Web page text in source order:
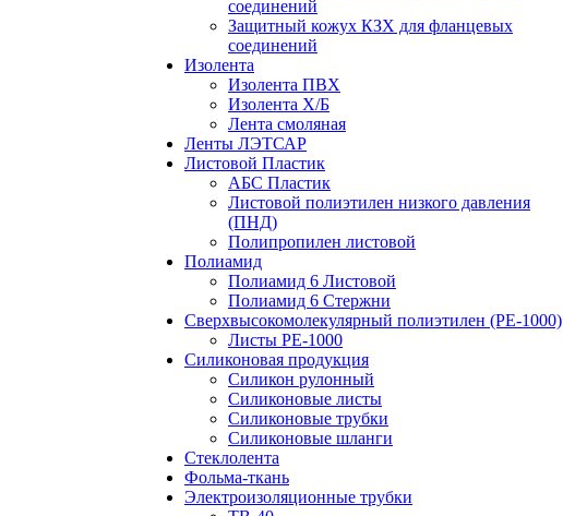
соединений
Защитный кожух КЗХ для фланцевых
соединений
Изолента
Изолента ПВХ
Изолента Х/Б
Лента смоляная
Ленты ЛЭТСАР
Листовой Пластик
АБС Пластик
Листовой полиэтилен низкого давления
(ПНД)
Полипропилен листовой
Полиамид
Полиамид 6 Листовой
Полиамид 6 Стержни
Сверхвысокомолекулярный полиэтилен (PE-1000)
Листы РЕ-1000
Силиконовая продукция
Силикон рулонный
Силиконовые листы
Силиконовые трубки
Силиконовые шланги
Стеклолента
Фольма-ткань
Электроизоляционные трубки